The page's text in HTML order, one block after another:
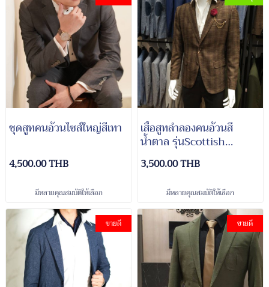
ชุดสูทคนอ้วนไซส์ใหญ่สีเทา
4,500.00 THB
มีหลายคุณสมบัติให้เลือก
เสื้อสูทลำลองคนอ้วนสี
น้ำตาล รุ่นScottish
Brown
3,500.00 THB
มีหลายคุณสมบัติให้เลือก
ขายดี ขายดี